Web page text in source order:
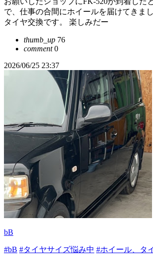
で、仕事の合間にホイールを届けてきま
タイヤ交換です。 楽しみだー
thumb_up 76
comment0
2026/06/25 23:37
bB
#bB #タイヤサイズ悩み中 #ホイール、タ